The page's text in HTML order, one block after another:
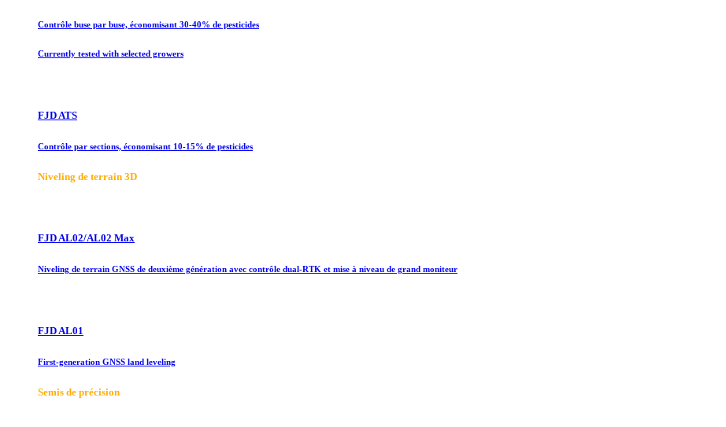
Contrôle buse par buse, économisant 30-40% de pesticides
Currently tested with selected growers
FJD ATS
Contrôle par sections, économisant 10-15% de pesticides
Niveling de terrain 3D
FJD AL02/AL02 Max
Niveling de terrain GNSS de deuxième génération avec contrôle dual-RTK et mise à niveau de grand moniteur
FJD AL01
First-generation GNSS land leveling
Semis de précision